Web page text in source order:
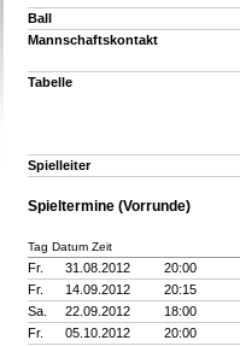
Ball
Mannschaftskontakt
Tabelle
Spielleiter
Spieltermine (Vorrunde)
Tag Datum Zeit
Fr. 31.08.2012
20:00
Fr.
14.09.2012
20:15
Sa.
22.09.2012
18:00
Fr.
05.10.2012
20:00